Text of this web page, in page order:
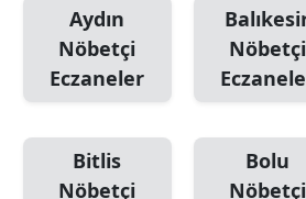
Aydın
Nöbetçi
Eczaneler
Nöbetçi
Bitlis
Nöbetçi
Bolu
Nöbetçi